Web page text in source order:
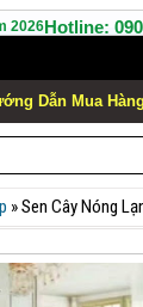
2026Hotline:
Dẫn Mua Hàng
»Sen Cây Nóng